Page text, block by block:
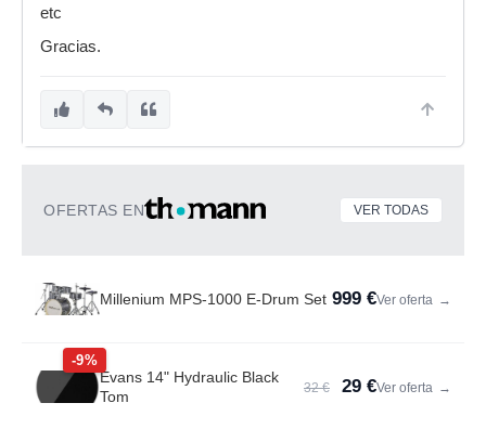
etc
Gracias.
OFERTAS EN VER TODAS
Millenium MPS-1000 E-Drum Set 999 €Ver oferta →
-9%
Evans 14" Hydraulic Black
Tom
32 € 29 €Ver oferta →